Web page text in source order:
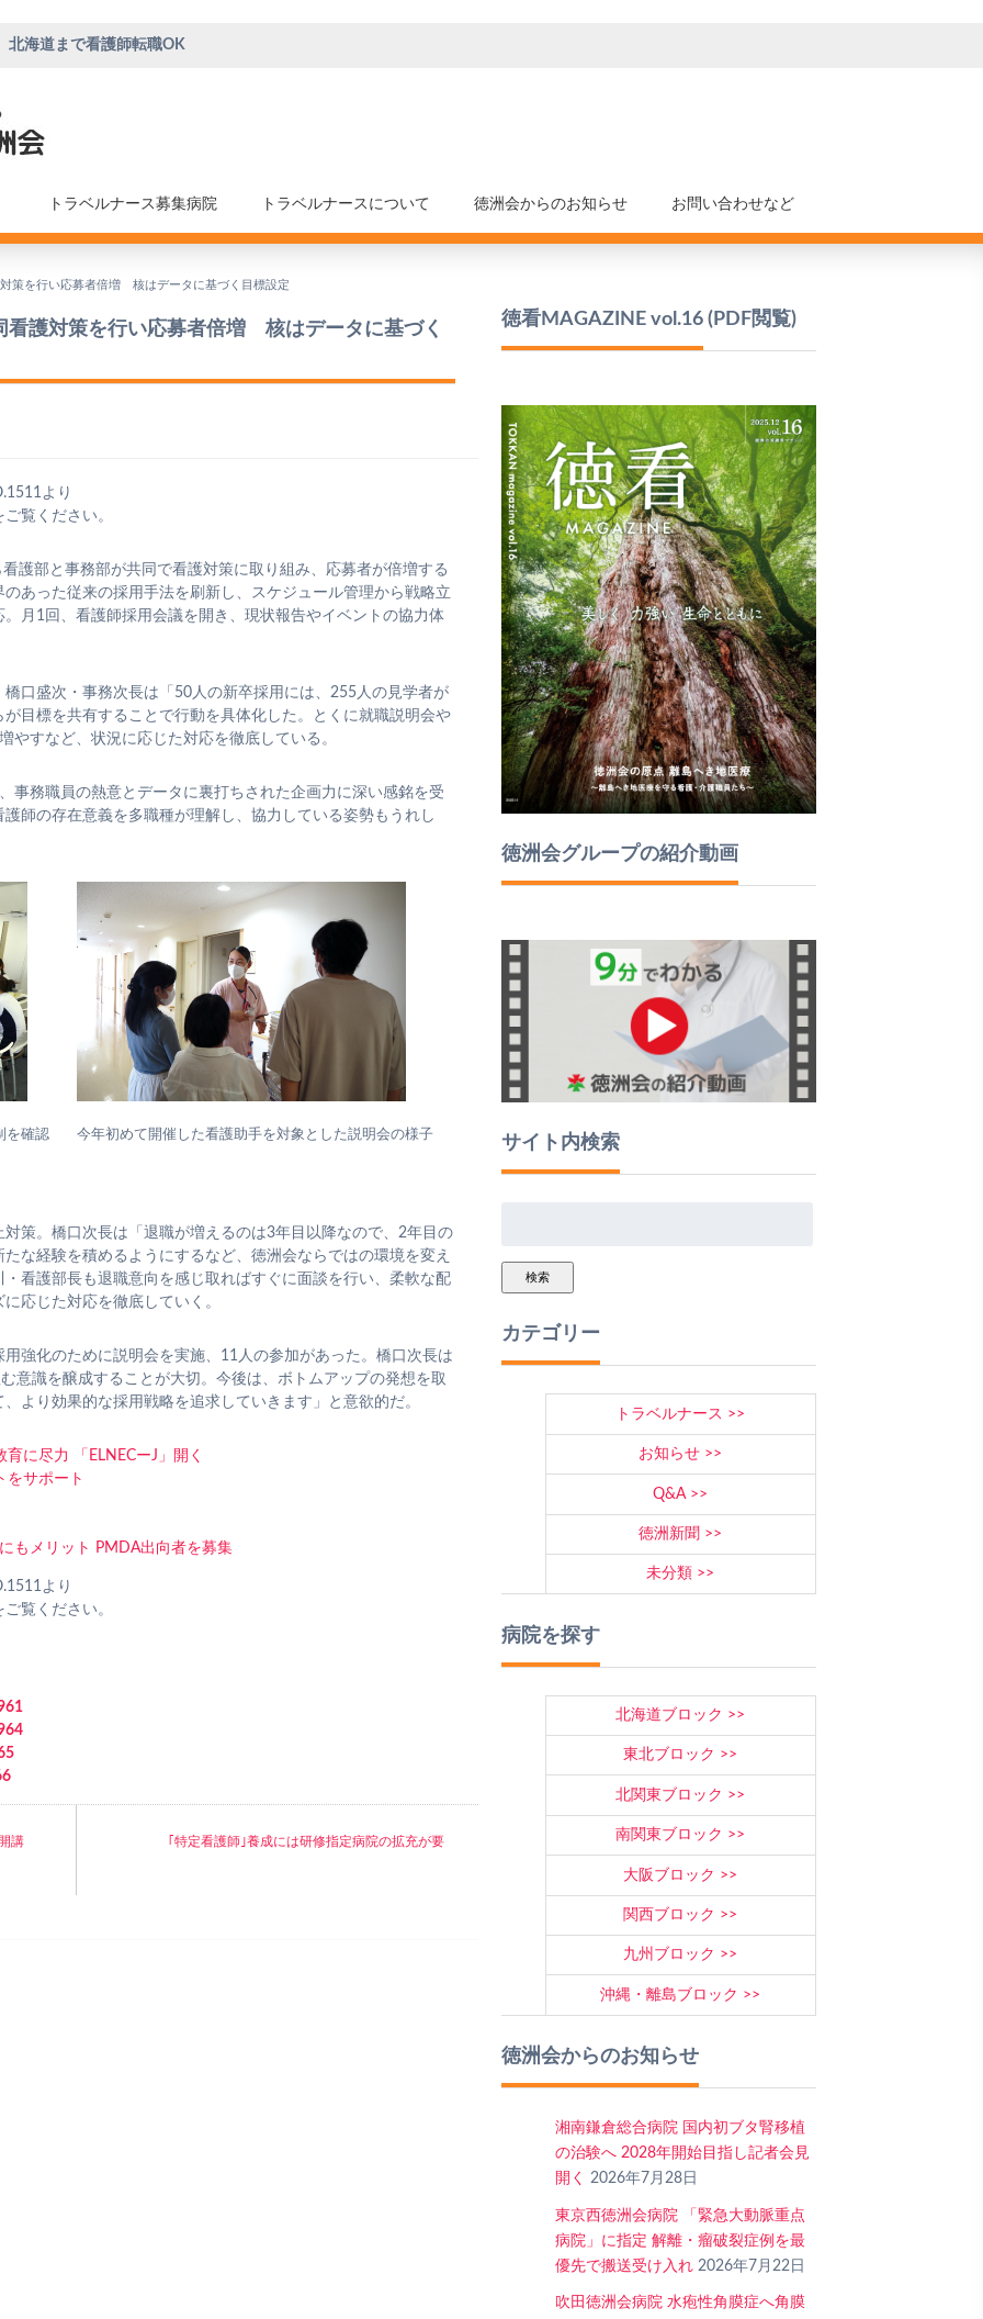
北海道まで看護師転職OK
トラベルナース募集病院 トラベルナースについて 徳洲会からのお知らせ お問い合わせなど
策を行い応募者倍増 核はデータに基づく目標設定
看護対策を行い応募者倍増 核はデータに基づく
より
ご覧ください。
護部と事務部が共同で看護対策に取り組み、応募者が倍増する
あった従来の採用手法を刷新し、スケジュール管理から戦略立
月1回、看護師採用会議を開き、現状報告やイベントの協力体
口盛次・事務次長は「50人の新卒採用には、255人の見学者が
目標を共有することで行動を具体化した。とくに就職説明会や
やすなど、状況に応じた対応を徹底している。
事務職員の熱意とデータに裏打ちされた企画力に深い感銘を受
師の存在意義を多職種が理解し、協力している姿勢もうれし
を確認 今年初めて開催した看護助手を対象とした説明会の様子
策。橋口次長は「退職が増えるのは3年目以降なので、2年目の
な経験を積めるようにするなど、徳洲会ならではの環境を変え
看護部長も退職意向を感じ取ればすぐに面談を行い、柔軟な配
応じた対応を徹底していく。
強化のために説明会を実施、11人の参加があった。橋口次長は
意識を醸成することが大切。今後は、ボトムアップの発想を取
より効果的な採用戦略を追求していきます」と意欲的だ。
に尽力 「ELNECーJ」開く
をサポート
もメリット PMDA出向者を募集
より
ご覧ください。
開講
｢特定看護師｣養成には研修指定病院の拡充が要
徳看MAGAZINE vol.16(PDF閲覧)
徳洲会グループの紹介動画
サイト内検索
検索
カテゴリー
トラベルナース
お知らせ
Q&A
徳洲新聞
未分類
病院を探す
北海道ブロック
東北ブロック
北関東ブロック
南関東ブロック
大阪ブロック
関西ブロック
九州ブロック
沖縄・離島ブロック
徳洲会からのお知らせ
湘南鎌倉総合病院 国内初ブタ腎移植
の治験へ 2028年開始目指し記者会見
開く
2026年7月28日
東京西徳洲会病院 「緊急大動脈重点
病院」に指定 解離・瘤破裂症例を最
優先で搬送受け入れ 2026年7月22日
吹田徳洲会病院 水疱性角膜症へ角膜